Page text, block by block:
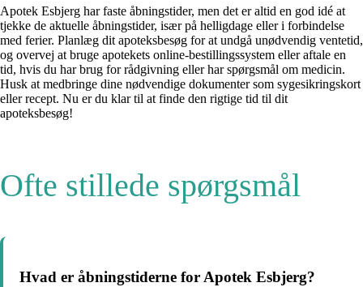
Apotek Esbjerg har faste åbningstider, men det er altid en god idé at
tjekke de aktuelle åbningstider, især på helligdage eller i forbindelse
med ferier. Planlæg dit apoteksbesøg for at undgå unødvendig ventetid,
og overvej at bruge apotekets online-bestillingssystem eller aftale en
tid, hvis du har brug for rådgivning eller har spørgsmål om medicin.
Husk at medbringe dine nødvendige dokumenter som sygesikringskort
eller recept. Nu er du klar til at finde den rigtige tid til dit
apoteksbesøg!
Ofte stillede spørgsmål
Hvad er åbningstiderne for Apotek Esbjerg?